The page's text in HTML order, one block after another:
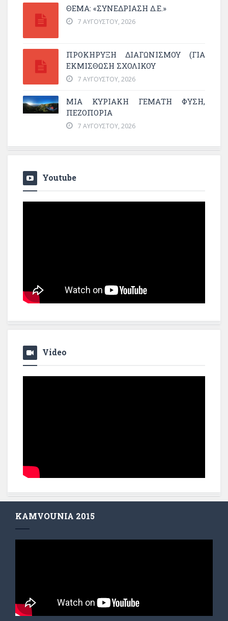
ΘΕΜΑ: «ΣΥΝΕΔΡΊΑΣΗ Δ.Ε.»
7 ΑΥΓΟΎΣΤΟΥ, 2026
ΠΡΟΚΗΡΥΞΗ ΔΙΑΓΩΝΙΣΜΟΥ (ΓΙΑ
ΕΚΜΊΣΘΩΣΗ ΣΧΟΛΙΚΟΎ
7 ΑΥΓΟΎΣΤΟΥ, 2026
ΜΙΑ ΚΥΡΙΑΚΉ ΓΕΜΆΤΗ ΦΎΣΗ,
ΠΕΖΟΠΟΡΊΑ
7 ΑΥΓΟΎΣΤΟΥ, 2026
Youtube
Video
KAMVOUNIA 2015